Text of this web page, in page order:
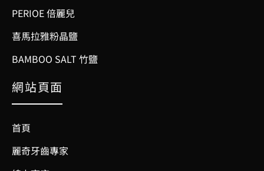
PERIOE 倍麗兒
喜馬拉雅粉晶鹽
BAMBOO SALT 竹鹽
網站頁面
首頁
麗奇牙齒專家